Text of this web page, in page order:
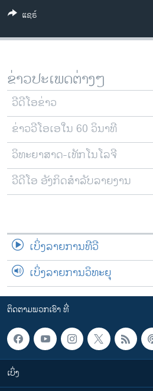
ພາສາຕ່າງໆ
ແຊຣ໌
ຂ່າວປະເພດຕ່າງໆ
ວີດີໂອຂ່າວ
ຂ່າວວີໂອເອໃນ 60 ວິນາທີ
ວິທະຍາສາດ-ເທັກໂນໂລຈີ
ວີດີໂອ ອັງກິດສຳລັບລາຍງານ
ເບິ່ງລາຍການທີວີ
ເບິ່ງລາຍການວິທະຍຸ
ຕິດຕາມພວກເຮົາ ທີ່
ເບິ່ງ